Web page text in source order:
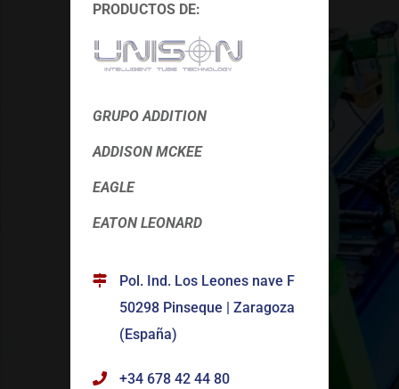
PRODUCTOS DE:
GRUPO ADDITION
ADDISON MCKEE
EAGLE
EATON LEONARD
Pol. Ind. Los Leones nave F
50298 Pinseque | Zaragoza
(España)
+34 678 42 44 80